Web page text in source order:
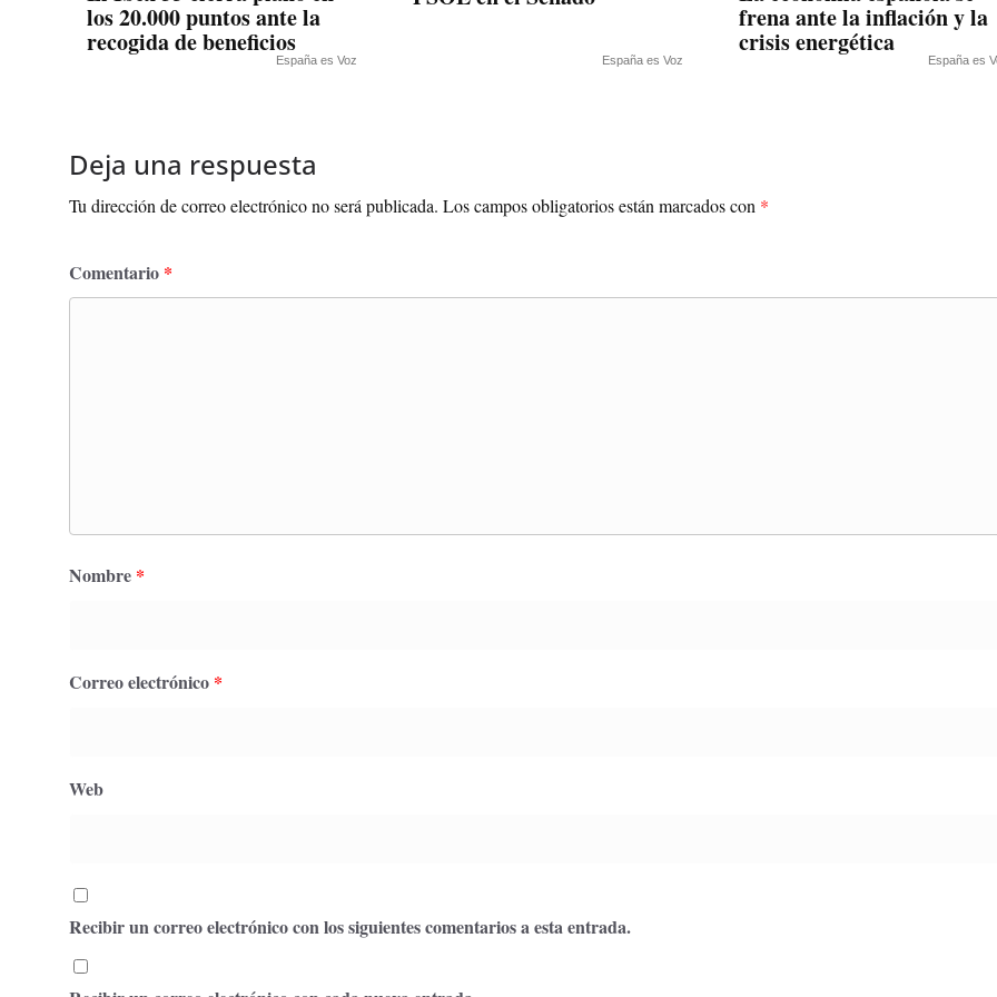
los 20.000 puntos ante la
recogida de beneficios
España es Voz España es Voz
frena ante la inflación y la
crisis energética
España es
Deja una respuesta
Tu dirección de correo electrónico no será publicada. Los campos obligatorios están marcados con *
Comentario *
Nombre *
Correo electrónico *
Web
Recibir un correo electrónico con los siguientes comentarios a esta entrada.